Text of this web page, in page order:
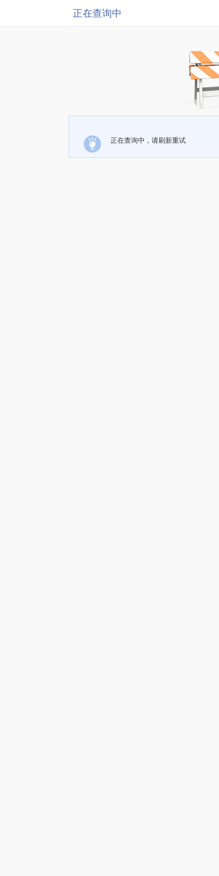
正在查询中
正在查询中，请刷新重试